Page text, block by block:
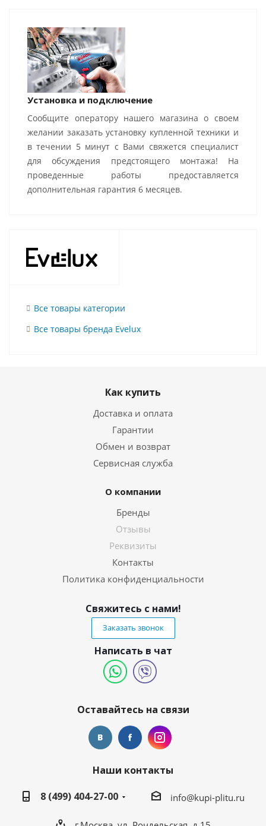
Установка и подключение
Сообщите оператору нашего магазина о своем
желании заказать установку купленной техники и
в течении 5 минут с Вами свяжется специалист
для обсуждения предстоящего монтажа! На
проведенные работы предоставляется
дополнительная гарантия 6 месяцев.
Все товары категории
Все товары бренда Evelux
Как купить
Доставка и оплата
Гарантии
Обмен и возврат
Сервисная служба
О компании
Бренды
Отзывы
Реквизиты
Контакты
Политика конфиденциальности
Свяжитесь с нами!
Заказать звонок
Написать в чат
Оставайтесь на связи
Наши контакты
8 (499) 404-27-00
info@kupi-plitu.ru